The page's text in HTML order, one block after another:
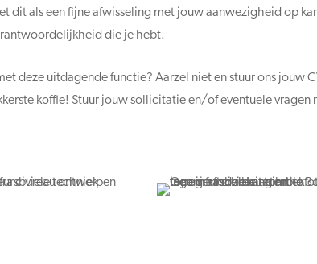
dit als een fijne afwisseling met jouw aanwezigheid op
die je hebt.
deze uitdagende functie? Aarzel niet en stuur ons jouw
koffie! Stuur jouw sollicitatie en/of eventuele vragen